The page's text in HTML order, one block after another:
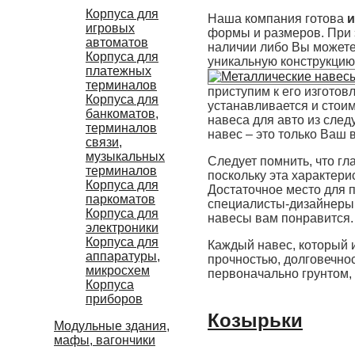
Корпуса для
игровых
автоматов
Корпуса для
платежных
терминалов
Корпуса для
банкоматов,
терминалов
связи,
музыкальных
терминалов
Корпуса для
паркоматов
Корпуса для
электроники
Корпуса для
аппаратуры,
микросхем
Корпуса
приборов
Модульные здания,
мафы, вагончики
Наша компания готова
формы и размеров. При
наличии либо Вы
уникальную
приступим к его
устанавливается и
навеса для авто из
навес – это только Ваш
Следует помнить, что
поскольку эта
Достаточное место для
специалисты-
навесы вам понравится.
Каждый навес, который
прочностью,
первоначально грунтом,
Козырьки